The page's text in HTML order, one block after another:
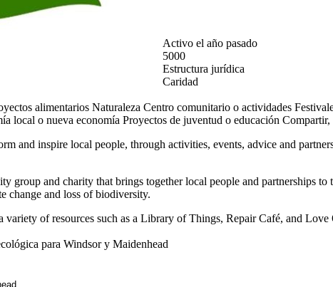
Activo el año pasado
5000
Estructura jurídica
Caridad
alimentarios Naturaleza Centro comunitario o actividades
local o nueva economía Proyectos de juventud o educación Compartir,
and inspire local people, through activities, events, advice and
group and charity that brings together local people and partnerships
change and loss of biodiversity.
variety of resources such as a Library of Things, Repair Café, and
para Windsor y Maidenhead